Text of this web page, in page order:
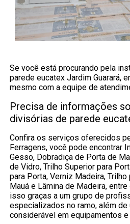
Se você está procurando pela
parede eucatex Jardim Guarará,
mesmo com a equipe de
Precisa de informações
divisórias de parede
Confira os serviços oferecidos
Ferragens, você pode encontrar
Gesso, Dobradiça de Porta de
de Vidro, Trilho Superior para
para Porta, Verniz Madeira,
Mauá e Lâmina de Madeira,
isso graças a um grupo de
especializados no ramo, além
considerável em equipamentos